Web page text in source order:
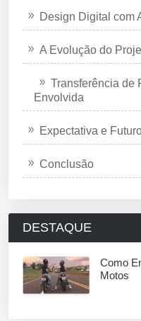
Design Digital com
A Evolução do
Transferência de
Envolvida
Expectativa e
Conclusão
DESTAQUE
Como
Motos